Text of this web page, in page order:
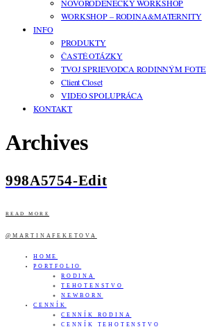
NOVORODENECKÝ WORKSHOP
WORKSHOP – RODINA&MATERNITY
INFO
PRODUKTY
ČASTÉ OTÁZKY
TVOJ SPRIEVODCA RODINNÝM
Client Closet
VIDEO SPOLUPRÁCA
KONTAKT
Archives
998A5754-Edit
READ MORE
@MARTINAFEKETOVA
HOME
PORTFOLIO
RODINA
TEHOTENSTVO
NEWBORN
CENNÍK
CENNÍK RODINA
CENNÍK TEHOTENSTVO